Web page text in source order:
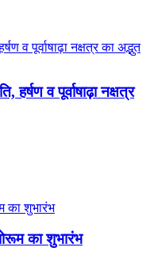
हर्षण व पूर्वाषाढ़ा नक्षत्र
का शुभारंभ